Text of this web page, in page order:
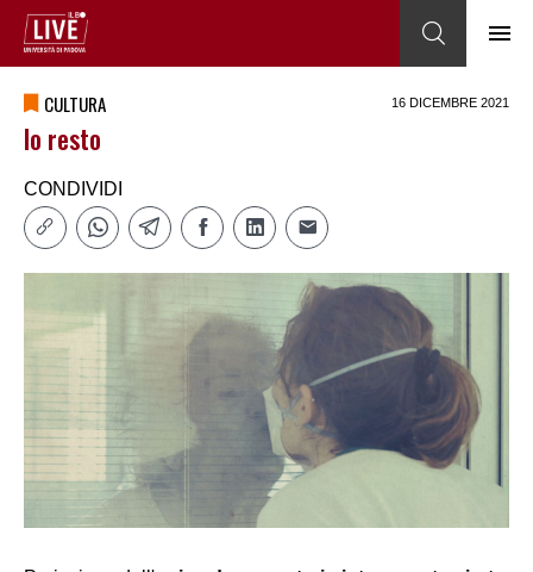
CULTURA 16 DICEMBRE 2021
Io resto
CONDIVIDI